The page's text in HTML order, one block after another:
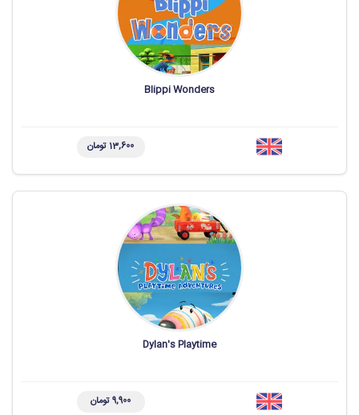
Blippi Wonders
13,600 تومان
Dylan's Playtime
9,900 تومان